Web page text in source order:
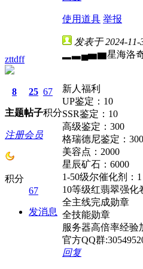
使用道具 举报
zttdff
8
主题
25
帖子
67
积分
注册会员
积分
67
发消息
发表于 2024-11-
▂▃▄▅▆星海洛
新人福利
UP鉴定：10
SSR鉴定：10
高级鉴定：300
格瑞德尼鉴定：300
美容点：2000
星辰矿石：6000
1-50级尔催化剂：1
10等级红翡翠强化
全主线完成勋章
全技能勋章
服务器高倍率经验
官方QQ群
回复